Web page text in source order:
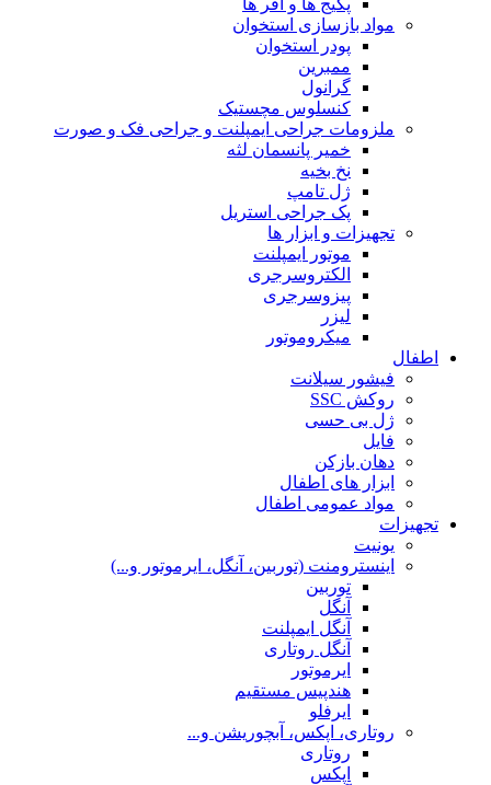
مواد بازسازی استخوان
پودر استخوان
ممبرین
گرانول
کنسلوس مچستیک
ملزومات جراحی ایمپلنت و جراحی فک و صورت
خمیر پانسمان لثه
نخ بخیه
ژل تامپ
پک جراحی استریل
تجهیزات و ابزار ها
موتور ایمپلنت
الکتروسرجری
پیزوسرجری
لیزر
میکروموتور
اطفال
فیشور سیلانت
روکش SSC
ژل بی حسی
فایل
دهان بازکن
ابزار های اطفال
مواد عمومی اطفال
تجهیزات
یونیت
اینسترومنت (توربین، آنگل، ایرموتور و...)
توربین
آنگل
آنگل ایمپلنت
آنگل روتاری
ایرموتور
هندپیس مستقیم
ایرفلو
روتاری، اپکس، آبچوریشن و...
روتاری
اپکس